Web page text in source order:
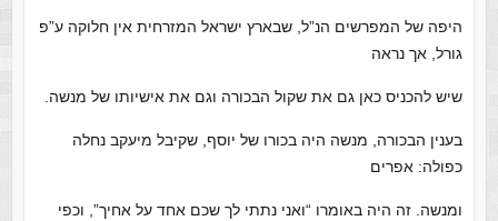
היפה של המפרשים הנ”ל, שבארץ ישראל המזרחית אין חלוקה ע”פ
גורל, אך נראה
שיש להכניס כאן גם את שקול הבכורה וגם את אישיותו של מנשה.
בענין הבכורה, מנשה היה בכורו של יוסף, שקיבל מיעקב נחלה
כפולה: אפרים
ומנשה. זה היה באומרו “ואני נתתי לך שכם אחד על אחיך”, וכפי